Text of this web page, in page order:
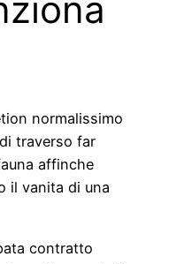
normalissimo
traverso far
affinche
il vanita di una
contratto